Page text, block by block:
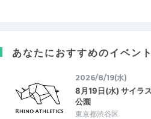
あなたにおすすめのイベント
2026/8/19(水)
8月19日(水) サイラ
公園
東京都渋谷区